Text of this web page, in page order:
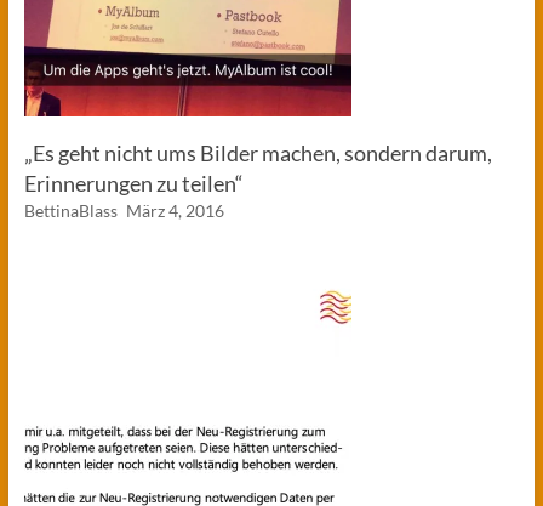
„Es geht nicht ums Bilder machen, sondern darum,
Erinnerungen zu teilen“
BettinaBlass März 4, 2016